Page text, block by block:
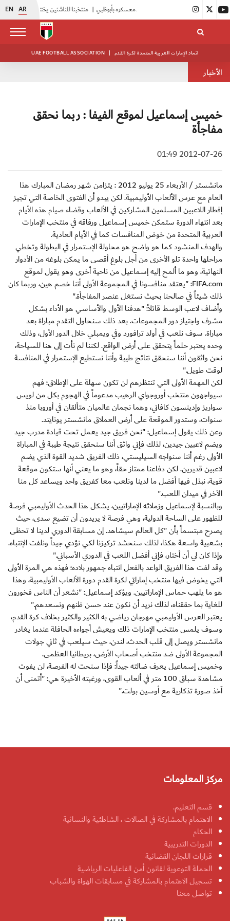
EN AR | |
UAE FOOTBALL ASSOCIATION | اتحاد الإمارات العربية المتحدة لكرة القدم
الأخبار
خميس إسماعيل لموقع الفيفا : ربما نحقق
مفاجأة
2012-07-26 01:49
مانشستر / الأربعاء 25 يوليو 2012 : يتزامن شهر رمضان المبارك هذا
العام مع عرس الألعاب الأوليمبية. لكن يبدو أن الفتوى الخاصة التي تجيز
إفطار اللاعبين المسلمين المشاركين في الألعاب وقضاء صيام هذه الأيام
بعد انتهاء الدورة ستمكن خميس إسماعيل ورفاقه في منتخب الإمارات
العربية المتحدة من خوض المنافسات كما في الأيام العادية.
والهدف المنشود كما هو واضح هو محاولة الإستمرار في البطولة وتخطي
مراحلها واحدة تلو الأخرى من أجل بلوغ أقصى ما يمكن بلوغه من الأدوار
النهائية، وهو ما ألمح إليه إسماعيل من ناحية أخرى وهو يقول لموقع
FIFA.com: "يعتقد منافسونا في المجموعة الأولى أننا خصم هين، وربما كان
ذلك شيئاً في صالحنا بحيث نستغل عنصر المفاجأة."
وأضاف لاعب الوسط قائلاً: "هدفنا الأول والأساسي هو الأداء بشكل
مشرف واجتياز دور المجموعات. بعد ذلك سنحاول التقدم مباراة بعد
مباراة. سوف نلعب في أولد ترافورد وفي ويمبلي خلال الدور الأول، وذلك
وحده يعتبر حلماً يتحقق على أرض الواقع. لكننا لم نأت إلى هنا للسياحة،
نحن واثقون أننا سنحقق نتائج طيبة وأننا نستطيع الإستمرار في المنافسة
لوقت طويل."
لكن المهمة الأولى التي تنتظرهم لن تكون سهلة على الإطلاق؛ فهم
سيواجهون منتخب أوروجواي الرهيب مدعوماً في الهجوم بكل من لويس
سواريز وإدينسون كافاني، وهما نجمان عالميان متألقان في أوروبا منذ
سنوات، وستدور الموقعة على أرض العملاق مانشستر يونايتد.
وعن ذلك يقول إسماعيل: "نحن فريق جيد يعمل تحت قيادة مدرب جيد
ويضم لاعبين جيدين، لذلك فإني واثق أننا سنحقق نتيجة طيبة في المباراة
الأولى رغم أننا سنواجه السيليستي، ذلك الفريق شديد القوة الذي يضم
لاعبين قديرين. لكن دفاعنا ممتاز حقاً، وهو ما يعني أنها ستكون موقعة
قوية، نبذل فيها أفضل ما لدينا ونلعب معا كفريق واحد ويساعد كل منا
الآخر في ميدان اللعب."
وبالنسبة لإسماعيل وزملائه الإماراتيين، يشكل هذا الحدث الأوليمبي فرصة
للظهور على الساحة الدولية، وهي فرصة لا يريدون أن تضيع سدى، حيث
يصرح مبتسماً بأن "كل العالم سيشاهد. إن مسابقة الدوري لدينا لا تحظى
بشعبية واسعة هكذا، لذلك سنحشد تركيزنا لكي نؤدي جيداً ونلفت الإنتباه.
وإذا كان لي أن أختار، فإني أفضل اللعب في الدوري الأسباني."
وقد لفت هذا الفريق الواعد بالفعل انتباه جمهور بلاده؛ فهذه هي المرة الأولى
التي يخوض فيها منتخب إماراتي لكرة القدم دورة الألعاب الأوليمبية، وهذا
هو ما يلهب حماس الإماراتيين. ويؤكد إسماعيل: "نشعر أن الناس فخورون
للغاية بما حققناه، لذلك نريد أن نكون عند حسن ظنهم ونسعدهم."
يعتبر العرس الأوليمبي مهرجان رياضي به الكثير والكثير بخلاف كرة القدم،
وسوف يلمس منتخب الإمارات ذلك ويعيش أجواءه الحافلة عندما يغادر
مانشستر ويصل إلى قلب الحدث، لندن، حيث سيلعب في ثاني جولات
المجموعة الأولى ضد منتخب أصحاب الأرض، بريطانيا العظمى.
وخميس إسماعيل يعرف ضالته جيداً: فإذا سنحت له الفرصة، لن يفوت
مشاهدة سباق 100 متر في ألعاب القوى، ورغبته الأخيرة هي: "أتمنى أن
آخذ صورة تذكارية مع أوسين بولت."
مركز المعلومات
قسم التعليم.
الاهتمام بالمشاركة في الصالات ، الشاطئية والنسائية
الحكام
الدورات التدريبية
قرارات اللجان القضائية
الحملة التوعوية لقانون أمن الفاعليات الرياضية
تسجيل الاهتمام بالمشاركة في مسابقات الهواة والشباب
تواصل معنا